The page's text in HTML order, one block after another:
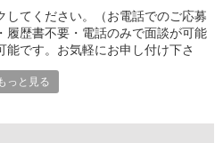
してください。（お電話でのご応募
履歴書不要・電話のみで面談が可能
能です。お気軽にお申し付け下さ
っと見る